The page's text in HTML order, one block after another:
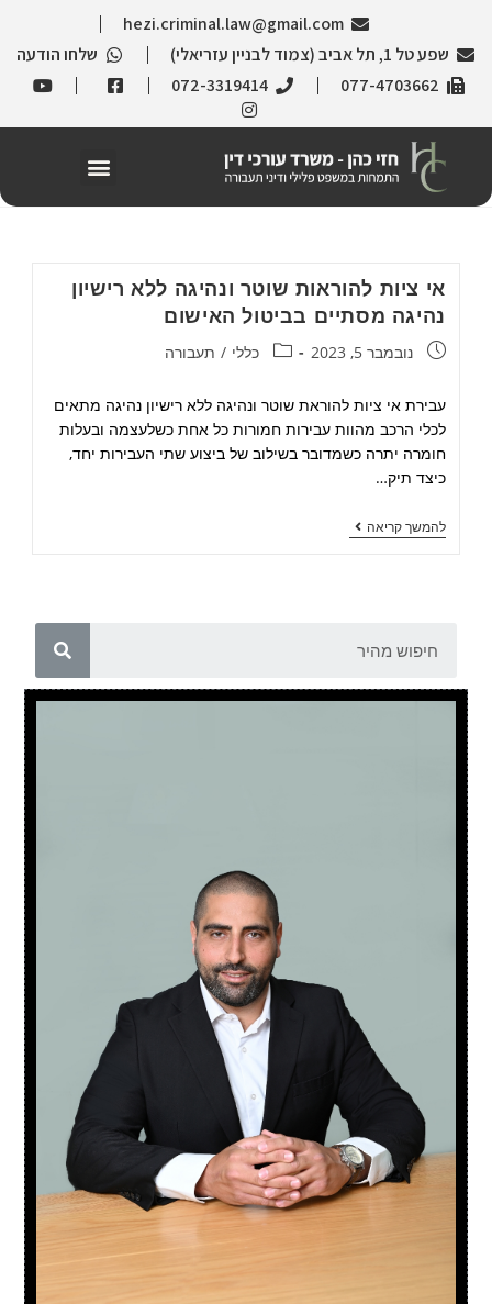
hezi.criminal.law@gmail.com
שפע טל 1, תל אביב (צמוד לבניין עזריאלי)
שלחו הודעה
077-4703662
072-3319414
אי ציות להוראות שוטר ונהיגה ללא רישיון
נהיגה מסתיים בביטול האישום
נובמבר 5, 2023 כללי / תעבורה
עבירת אי ציות להוראת שוטר ונהיגה ללא רישיון נהיגה מתאים
לכלי הרכב מהוות עבירות חמורות כל אחת כשלעצמה ובעלות
חומרה יתרה כשמדובר בשילוב של ביצוע שתי העבירות יחד,
כיצד תיק…
להמשך קריאה